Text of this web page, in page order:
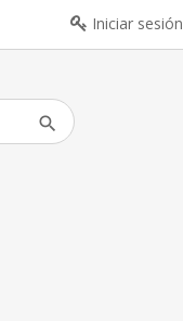
Iniciar sesión